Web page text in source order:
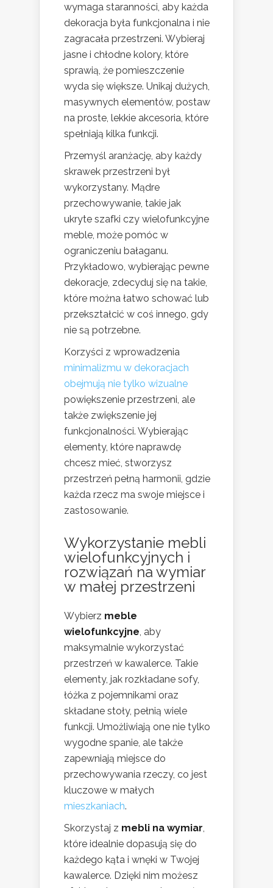
wymaga staranności, aby każda
dekoracja była funkcjonalna i nie
zagracała przestrzeni. Wybieraj
jasne i chłodne kolory, które
sprawią, że pomieszczenie
wyda się większe. Unikaj dużych,
masywnych elementów, postaw
na proste, lekkie akcesoria, które
spełniają kilka funkcji.
Przemyśl aranżację, aby każdy
skrawek przestrzeni był
wykorzystany. Mądre
przechowywanie, takie jak
ukryte szafki czy wielofunkcyjne
meble, może pomóc w
ograniczeniu bałaganu.
Przykładowo, wybierając pewne
dekoracje, zdecyduj się na takie,
które można łatwo schować lub
przekształcić w coś innego, gdy
nie są potrzebne.
Korzyści z wprowadzenia
minimalizmu w dekoracjach
obejmują nie tylko wizualne
powiększenie przestrzeni, ale
także zwiększenie jej
funkcjonalności. Wybierając
elementy, które naprawdę
chcesz mieć, stworzysz
przestrzeń pełną harmonii, gdzie
każda rzecz ma swoje miejsce i
zastosowanie.
Wykorzystanie mebli
wielofunkcyjnych i
rozwiązań na wymiar
w małej przestrzeni
Wybierz meble
wielofunkcyjne, aby
maksymalnie wykorzystać
przestrzeń w kawalerce. Takie
elementy, jak rozkładane sofy,
łóżka z pojemnikami oraz
składane stoły, pełnią wiele
funkcji. Umożliwiają one nie tylko
wygodne spanie, ale także
zapewniają miejsce do
przechowywania rzeczy, co jest
kluczowe w małych
mieszkaniach.
Skorzystaj z mebli na wymiar,
które idealnie dopasują się do
każdego kąta i wnęki w Twojej
kawalerce. Dzięki nim możesz